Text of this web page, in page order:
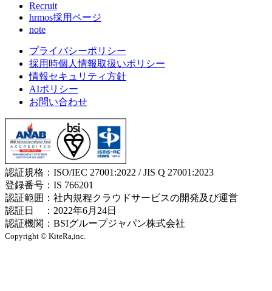
Recruit
hrmos採用ページ
note
プライバシーポリシー
採用時個人情報取扱いポリシー
情報セキュリティ方針
AIポリシー
お問い合わせ
認証規格：ISO/IEC 27001:2022 / JIS Q 27001:2023
登録番号：IS 766201
認証範囲：社内規程クラウドサービスの開発及び運営
認証日 ：2022年6月24日
認証機関：BSIグループジャパン株式会社
Copyright © KiteRa,inc.